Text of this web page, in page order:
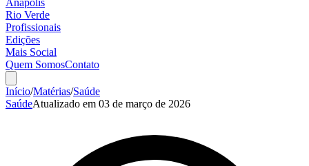
Anápolis
Rio Verde
Profissionais
Edições
Mais Social
Quem SomosContato
Início/Matérias/Saúde
SaúdeAtualizado em 03 de março de 2026